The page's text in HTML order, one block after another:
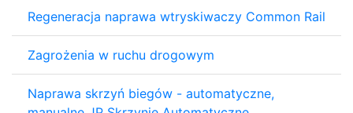
Regeneracja naprawa wtryskiwaczy Common Rail
Zagrożenia w ruchu drogowym
Naprawa skrzyń biegów - automatyczne,